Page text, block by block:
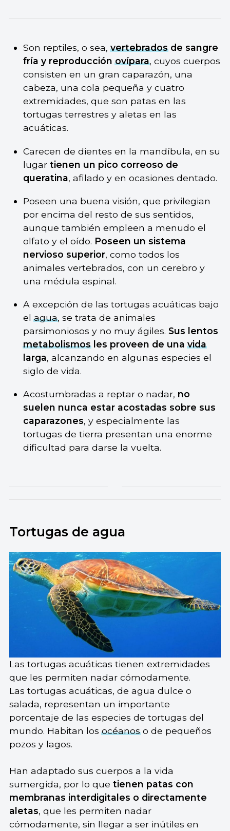
Son reptiles, o sea,vertebradosde sangre
fría y reproducciónovípara, cuyos cuerpos
consisten en un gran caparazón, una
cabeza, una cola pequeña y cuatro
extremidades, que son patas en las
tortugas terrestres y aletas en las
acuáticas.
Carecen de dientes en la mandíbula, en su
lugartienen un pico correoso de
queratina, afilado y en ocasiones dentado.
Poseen una buena visión, que privilegian
por encima del resto de sus sentidos,
aunque también empleen a menudo el
olfato y el oído. Poseen un sistema
nervioso superior, como todos los
animales vertebrados, con un cerebro y
una médula espinal.
A excepción de las tortugas acuáticas bajo
elagua, se trata de animales
parsimoniosos y no muy ágiles. Sus lentos
metabolismosles proveen de unavida
larga, alcanzando en algunas especies el
siglo de vida.
Acostumbradas a reptar o nadar, no
suelen nunca estar acostadas sobre sus
caparazones, y especialmente las
tortugas de tierra presentan una enorme
dificultad para darse la vuelta.
Tortugas de agua
Las tortugas acuáticas tienen extremidades
que les permiten nadar cómodamente.
Las tortugas acuáticas, de agua dulce o
salada, representan un importante
porcentaje de las especies de tortugas del
mundo. Habitan losocéanoso de pequeños
pozos y lagos.
Han adaptado sus cuerpos a la vida
sumergida, por lo que tienen patas con
membranas interdigitales o directamente
aletas, que les permiten nadar
cómodamente, sin llegar a ser inútiles en